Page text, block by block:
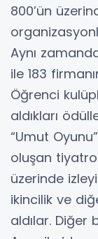
800’ün
Aynı
ile 183
Öğrenci
aldıkları
“Umut
oluşan tiyatro
üzerinde
ikincilik ve
aldılar. Diğer